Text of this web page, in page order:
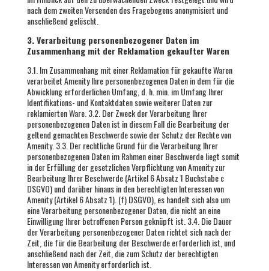
nach dem zweiten Versenden des Fragebogens anonymisiert und
anschließend gelöscht.
3. Verarbeitung personenbezogener Daten im
Zusammenhang mit der Reklamation gekaufter Waren
3.1. Im Zusammenhang mit einer Reklamation für gekaufte Waren
verarbeitet Amenity Ihre personenbezogenen Daten in dem für die
Abwicklung erforderlichen Umfang, d. h. min. im Umfang Ihrer
Identifikations- und Kontaktdaten sowie weiterer Daten zur
reklamierten Ware. 3.2. Der Zweck der Verarbeitung Ihrer
personenbezogenen Daten ist in diesem Fall die Bearbeitung der
geltend gemachten Beschwerde sowie der Schutz der Rechte von
Amenity. 3.3. Der rechtliche Grund für die Verarbeitung Ihrer
personenbezogenen Daten im Rahmen einer Beschwerde liegt somit
in der Erfüllung der gesetzlichen Verpflichtung von Amenity zur
Bearbeitung Ihrer Beschwerde (Artikel 6 Absatz 1 Buchstabe c
DSGVO) und darüber hinaus in den berechtigten Interessen von
Amenity (Artikel 6 Absatz 1). (f) DSGVO), es handelt sich also um
eine Verarbeitung personenbezogener Daten, die nicht an eine
Einwilligung Ihrer betroffenen Person geknüpft ist. 3.4. Die Dauer
der Verarbeitung personenbezogener Daten richtet sich nach der
Zeit, die für die Bearbeitung der Beschwerde erforderlich ist, und
anschließend nach der Zeit, die zum Schutz der berechtigten
Interessen von Amenity erforderlich ist.